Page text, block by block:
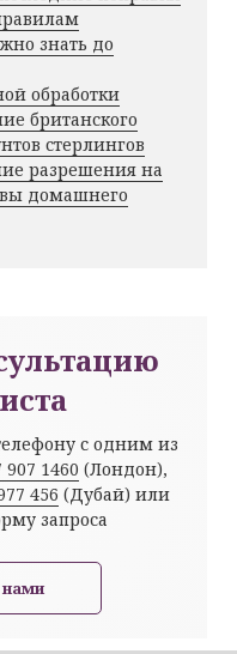
знать до
обработки
британского
стерлингов
разрешения на
домашнего
с одним из
907 1460 (Лондон),
456 (Дубай) или
запроса
нами